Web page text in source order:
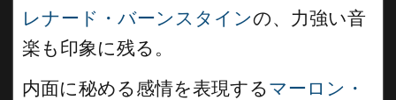
レナード・バーンスタインの、力強い音
楽も印象に残る。
内面に秘める感情を表現するマーロン・